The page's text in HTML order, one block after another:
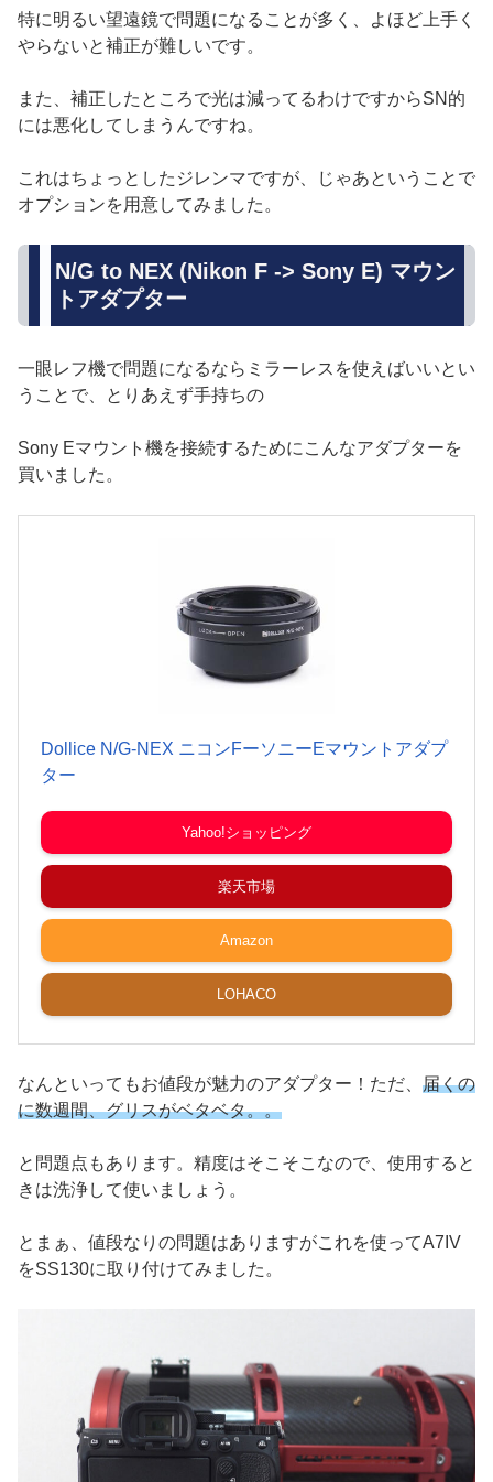
特に明るい望遠鏡で問題になることが多く、よほど上手く
やらないと補正が難しいです。
また、補正したところで光は減ってるわけですからSN的
には悪化してしまうんですね。
これはちょっとしたジレンマですが、じゃあということで
オプションを用意してみました。
N/G to NEX (Nikon F -> Sony E) マウン
トアダプター
一眼レフ機で問題になるならミラーレスを使えばいいとい
うことで、とりあえず手持ちの
Sony Eマウント機を接続するためにこんなアダプターを
買いました。
Dollice N/G-NEX ニコンFーソニーEマウントアダプ
ター
Yahoo!ショッピング
楽天市場
Amazon
LOHACO
なんといってもお値段が魅力のアダプター！ただ、 届くの
に数週間、グリスがベタベタ。。
と問題点もあります。精度はそこそこなので、使用すると
きは洗浄して使いましょう。
とまぁ、値段なりの問題はありますがこれを使ってA7IV
をSS130に取り付けてみました。